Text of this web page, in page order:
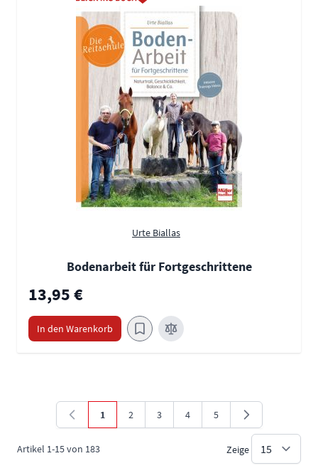
Urte Biallas
Bodenarbeit für Fortgeschrittene
13,95 €
In den Warenkorb
Artikel 1-15von 183
Sie lesen gerade die Seite
1 Seite
2 Seite
3 Seite
4 Seite
5
Zeige